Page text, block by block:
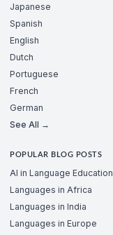
Japanese
Spanish
English
Dutch
Portuguese
French
German
See All →
POPULAR BLOG POSTS
AI in Language Education
Languages in Africa
Languages in India
Languages in Europe